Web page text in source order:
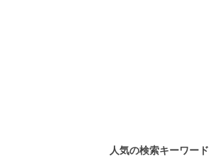
人気の検索キーワード